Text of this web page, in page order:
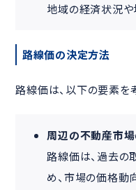
地域の経済状況や
路線価の決定方法
路線価は、以下の要素を
周辺の不動産市
路線価は、過去の
め、市場の価格動